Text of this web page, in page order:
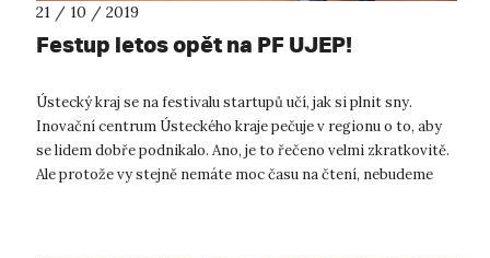
21 / 10 / 2019
Festup letos opět na PF UJEP!
Ústecký kraj se na festivalu startupů učí, jak si plnit sny.
Inovační centrum Ústeckého kraje pečuje v regionu o to, aby
se lidem dobře podnikalo. Ano, je to řečeno velmi zkratkovitě.
Ale protože vy stejně nemáte moc času na čtení, nebudeme